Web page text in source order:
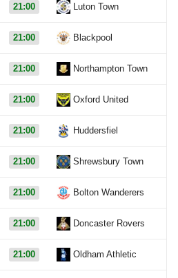
21:00 Luton Town
21:00 Blackpool
21:00 Northampton Town
21:00 Oxford United
21:00 Huddersfiel
21:00 Shrewsbury Town
21:00 Bolton Wanderers
21:00 Doncaster Rovers
21:00 Oldham Athletic